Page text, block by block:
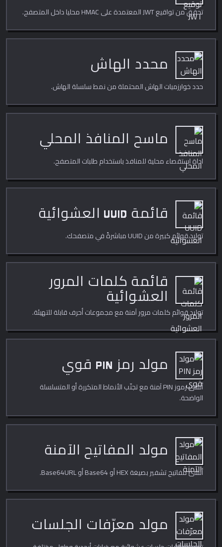
تحقق من تواقيع JWT المعتمدة على HMAC محليا داخل المتصفح.
محدد الهاش
حدد خوارزميات الهاش المحتملة من نمط سلسلة الهاش.
ماسح المنافذ المحلي
اداة استقصاء محلية للمنافذ باستخدام طلبات المتصفح.
قائمة UUID العشوائية
توليد قوائم كبيرة من UUID مباشرةً في متصفحك.
قائمة كلمات المرور
العشوائية
توليد قوائم كلمات مرور آمنة مع مجموعات أحرف قابلة للتهيئة.
مولد رمز PIN قوي
أنشئ رموز PIN آمنة مع تجنّب الأنماط المتكررة أو المتسلسلة
الواضحة.
مولد المفاتيح الآمنة
أنشئ مفاتيح تشفير بصيغة HEX أو Base64 أو Base64URL.
مولد معرّفات الجلسات